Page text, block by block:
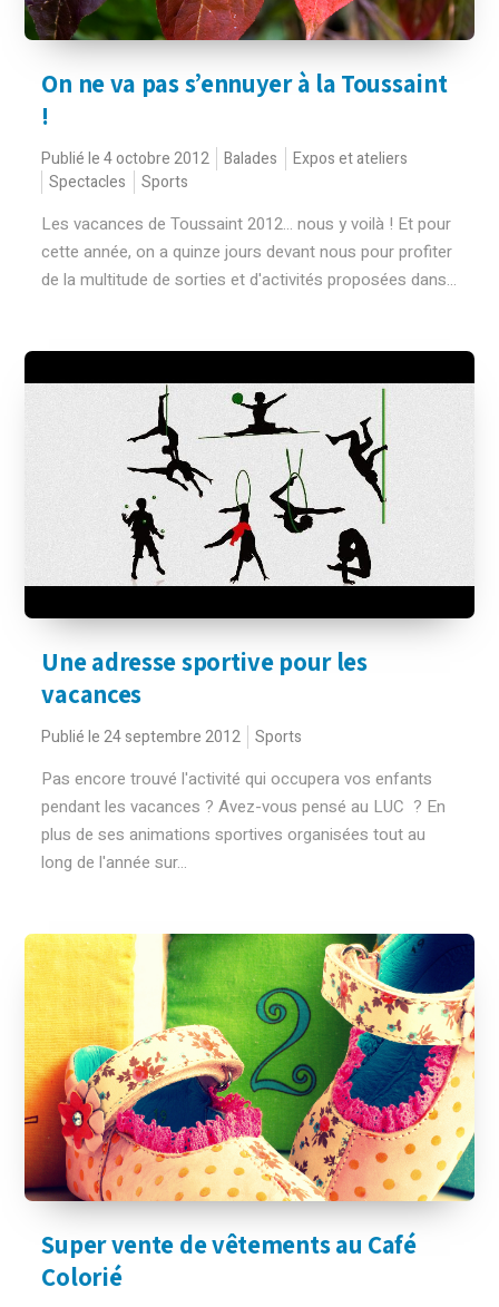
On ne va pas s’ennuyer à la Toussaint
!
Publié le 4 octobre 2012 Balades
Expos et ateliers
Spectacles
Sports
Les vacances de Toussaint 2012... nous y voilà ! Et pour
cette année, on a quinze jours devant nous pour profiter
de la multitude de sorties et d'activités proposées dans...
Une adresse sportive pour les
vacances
Publié le 24 septembre 2012 Sports
Pas encore trouvé l'activité qui occupera vos enfants
pendant les vacances ? Avez-vous pensé au LUC ? En
plus de ses animations sportives organisées tout au
long de l'année sur...
Super vente de vêtements au Café
Colorié